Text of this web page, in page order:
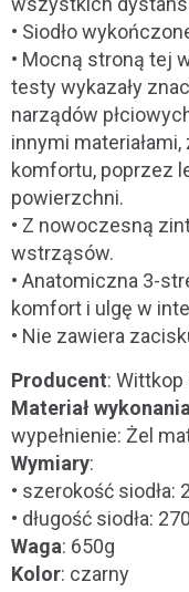
• Siodło
• Mocną stroną tej
testy wykazały
narządów
innymi
komfortu, poprzez
powierzchni.
• Z nowoczesną
wstrząsów.
• Anatomiczna 3-
komfort i ulgę w
• Nie zawiera
Producent: Wittkop
Materiał wykonania
wypełnienie: Żel
Wymiary:
• szerokość siodła:
• długość siodła:
Waga: 650g
Kolor: czarny